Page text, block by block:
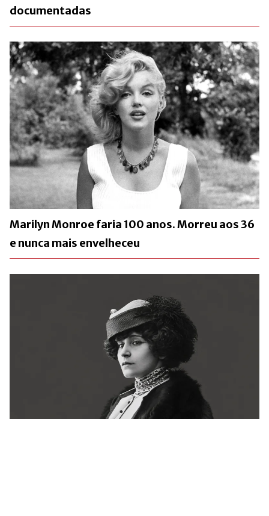
documentadas
Marilyn Monroe faria 100 anos. Morreu aos 36
e nunca mais envelheceu